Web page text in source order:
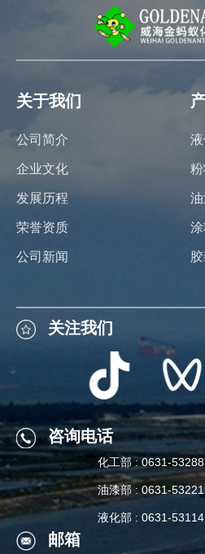
关注我们
咨询电话
化工部 :
油漆部 :
关于我们
公司简介
企业文化
发展历程
荣誉资质
公司新闻
关注我们
咨询电话
化工部 : 0631-
油漆部 : 0631-
液化部 : 0631-
邮箱